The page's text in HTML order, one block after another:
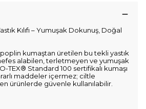
Kılıfı – Yumuşak Dokunuş, Doğal
kumaştan üretilen bu tekli yastık
nefes alabilen, terletmeyen ve yumuşak
TEX® Standard 100 sertifikalı kumaşı
maddeler içermez; ciltle
ürünlerde güvenle kullanılabilir.